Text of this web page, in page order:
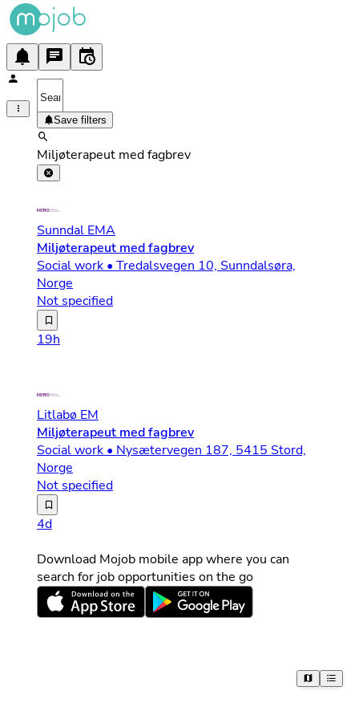
Save filters
Miljøterapeut med fagbrev
Sunndal EMA
Miljøterapeut med fagbrev
Social work • Tredalsvegen 10, Sunndalsøra,
Norge
Not specified
Hero Norge søker en engasjert og faglig trygg barne
19h
Litlabø EM
Miljøterapeut med fagbrev
Social work • Nysætervegen 187, 5415 Stord,
Norge
Not specified
Vil du gjøre en forskjell for enslige mindreårige
4d
Download Mojob mobile app where you can
search for job opportunities on the go